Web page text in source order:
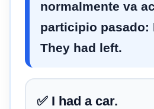
normalmente va
participio pasado:
They had left.
✅ I had a car.